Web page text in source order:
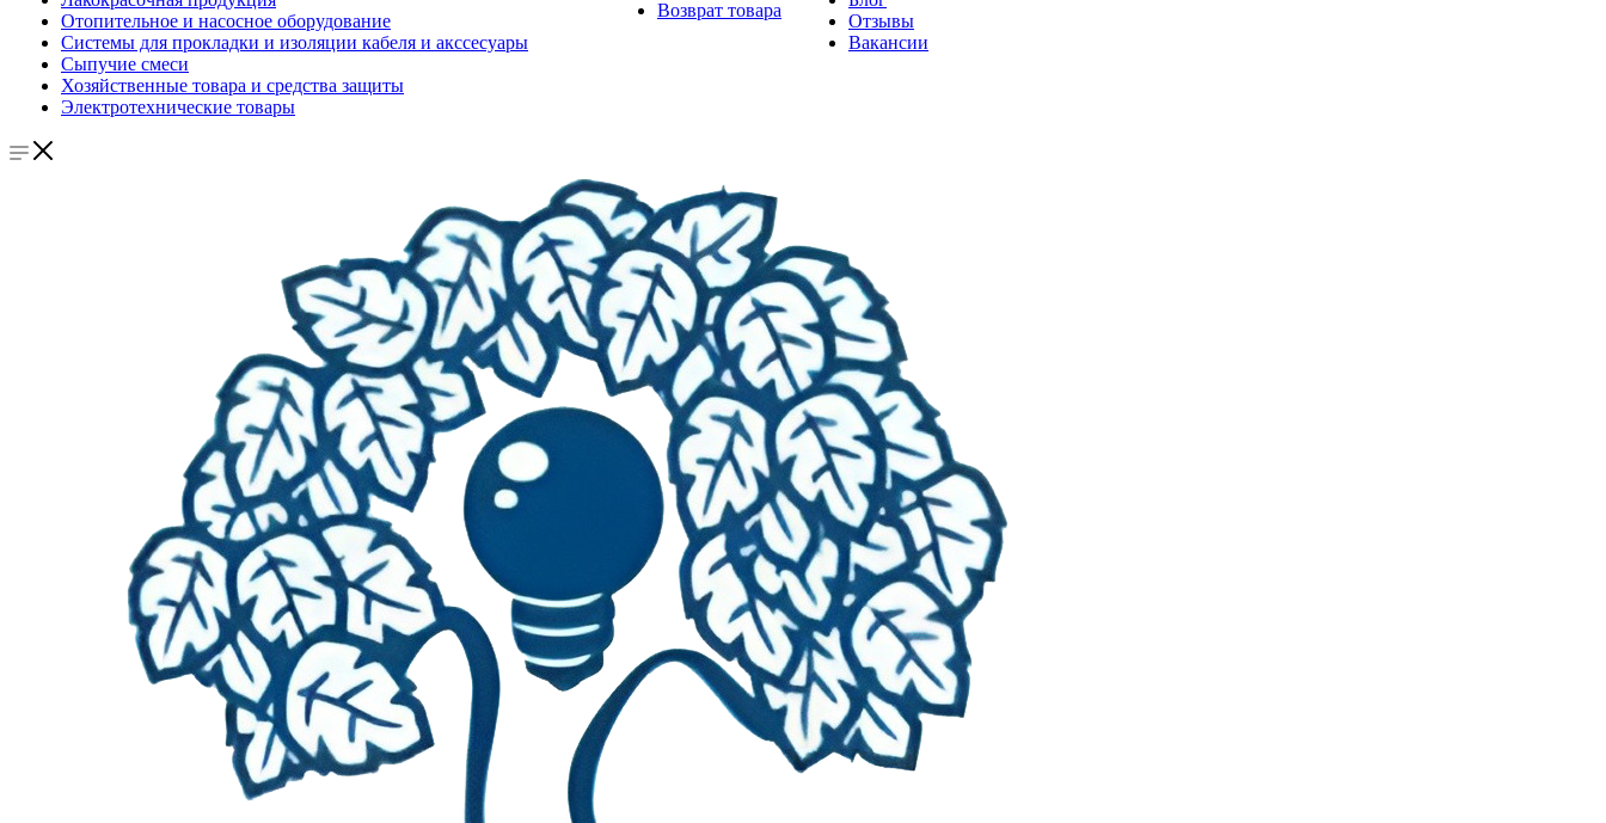
Отопительное и насосное оборудование
Системы для прокладки и изоляции кабеля и акссесуары
Сыпучие смеси
Хозяйственные товара и средства защиты
Электротехнические товары
Возврат товара
Отзывы
Вакансии